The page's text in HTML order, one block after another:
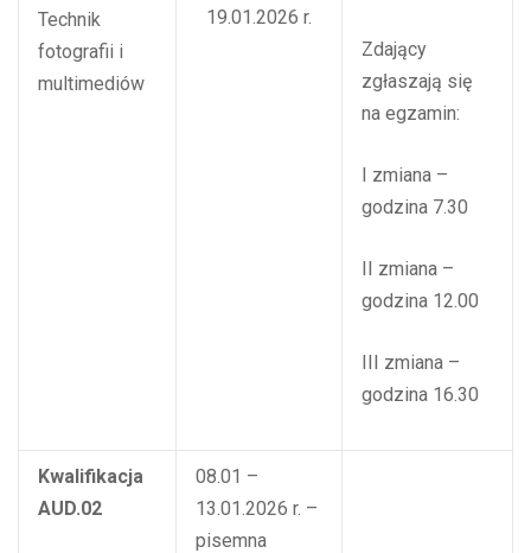
Technik
fotografii i
multimediów
19.01.2026 r.
Zdający
zgłaszają się
na egzamin:
I zmiana –
godzina 7.30
II zmiana –
godzina 12.00
III zmiana –
godzina 16.30
Kwalifikacja
AUD.02
08.01 –
13.01.2026 r. –
pisemna